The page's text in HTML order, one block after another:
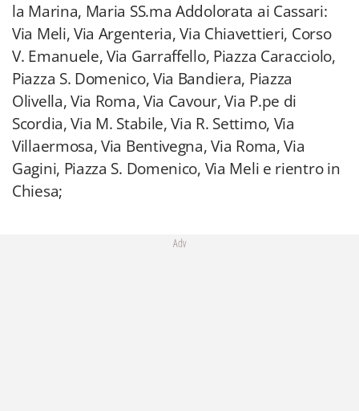
la Marina, Maria SS.ma Addolorata ai Cassari:
Via Meli, Via Argenteria, Via Chiavettieri, Corso
V. Emanuele, Via Garraffello, Piazza Caracciolo,
Piazza S. Domenico, Via Bandiera, Piazza
Olivella, Via Roma, Via Cavour, Via P.pe di
Scordia, Via M. Stabile, Via R. Settimo, Via
Villaermosa, Via Bentivegna, Via Roma, Via
Gagini, Piazza S. Domenico, Via Meli e rientro in
Chiesa;
Adv